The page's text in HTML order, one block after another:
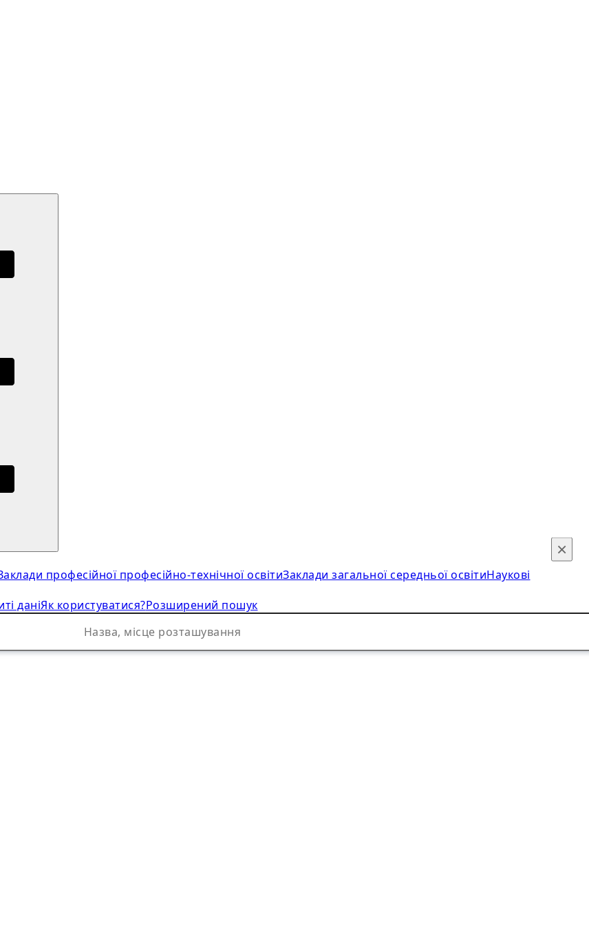
професійної професійно-технічної освітиЗаклади загальної середньої освітиНаукові
даніЯк користуватися?Розширений пошук
×